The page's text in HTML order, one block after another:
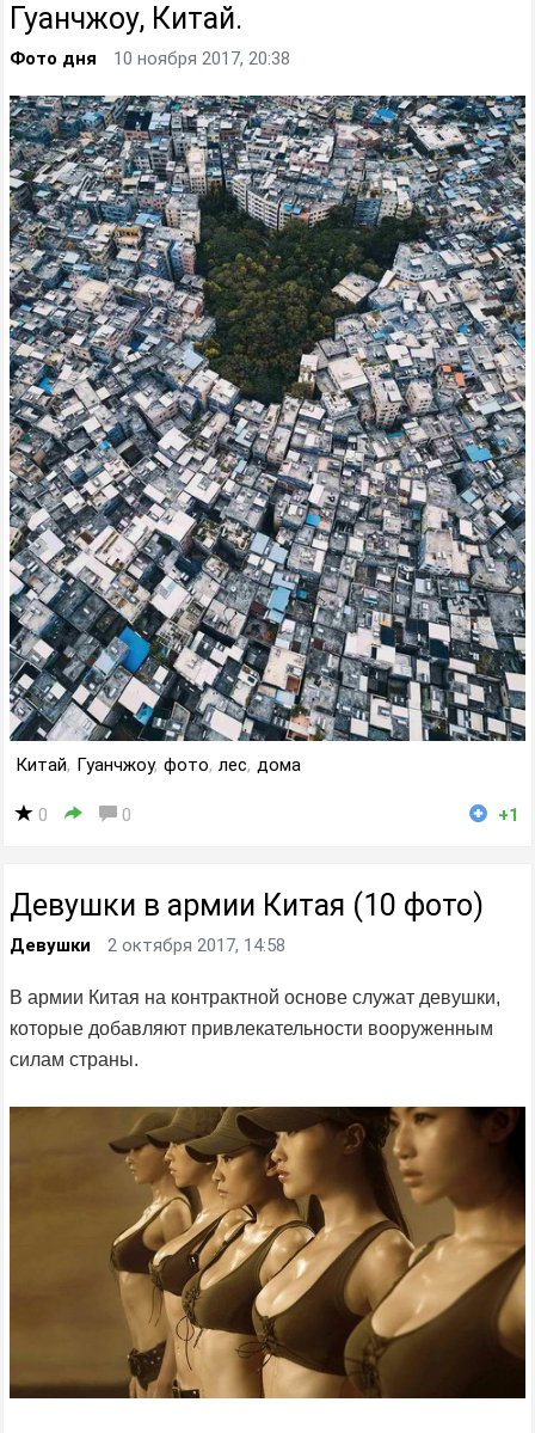
Гуанчжоу, Китай.
Фото дня 10 ноября 2017, 20:38
Китай, Гуанчжоу, фото, лес, дома
0 0 +1
Девушки в армии Китая (10 фото)
Девушки 2 октября 2017, 14:58
В армии Китая на контрактной основе служат девушки,
которые добавляют привлекательности вооруженным
силам страны.